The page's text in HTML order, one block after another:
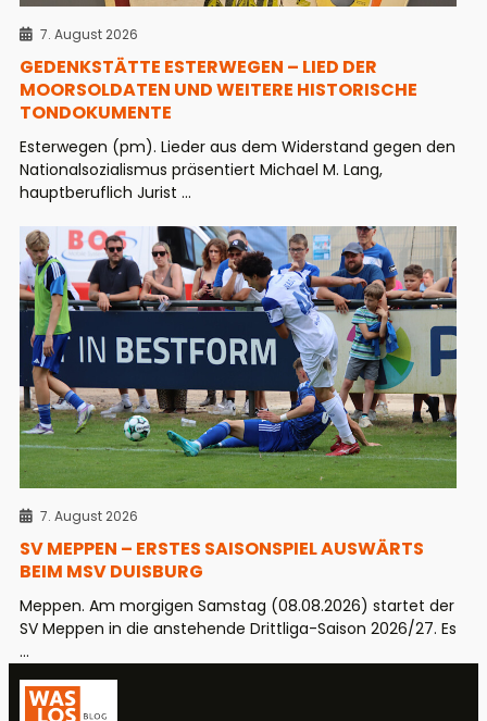
7. August 2026
GEDENKSTÄTTE ESTERWEGEN – LIED DER
MOORSOLDATEN UND WEITERE HISTORISCHE
TONDOKUMENTE
Esterwegen (pm). Lieder aus dem Widerstand gegen den
Nationalsozialismus präsentiert Michael M. Lang,
hauptberuflich Jurist ...
7. August 2026
SV MEPPEN – ERSTES SAISONSPIEL AUSWÄRTS
BEIM MSV DUISBURG
Meppen. Am morgigen Samstag (08.08.2026) startet der
SV Meppen in die anstehende Drittliga-Saison 2026/27. Es
...